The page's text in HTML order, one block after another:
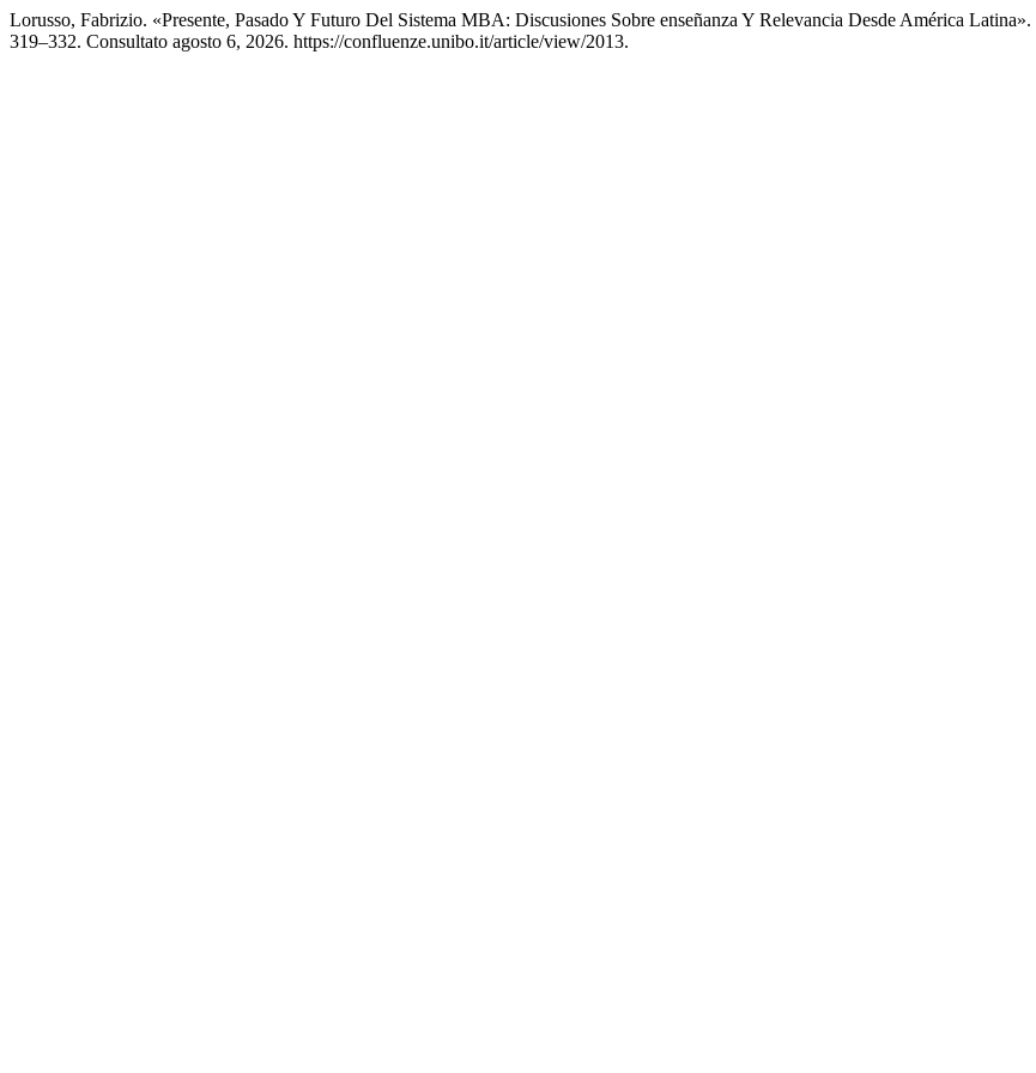
Lorusso, Fabrizio. «Presente, Pasado Y Futuro Del Sistema MBA: Discusiones Sobre enseñanza Y Relevancia Desde América Latina».
319–332. Consultato agosto 6, 2026. https://confluenze.unibo.it/article/view/2013.